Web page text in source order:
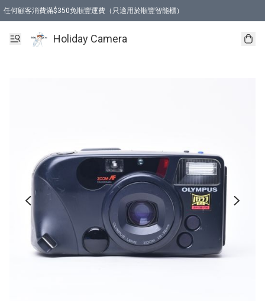
任何顧客消費滿$350免順豐運費（只適用於順豐智能櫃）
Holiday Camera